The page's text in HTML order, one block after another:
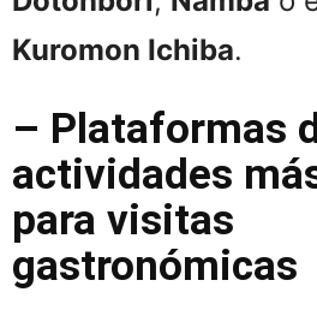
Kuromon Ichiba.
– Plataformas
actividades
para visitas
gastronómicas